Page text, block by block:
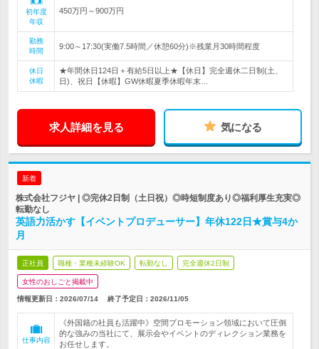
初年度
年収
450万円～900万円
勤務
時間
9:00～17:30(実働7.5時間／休憩60分)※残業月30時間程度
休日
休暇
★年間休日124日＋有給5日以上★【休日】完全週休二日制(土、
日)、祝日【休暇】GW休暇夏季休暇年末…
求人詳細を見る 気になる
新着
株式会社フジヤ | ◎完休2日制（土日祝）◎時短制度あり◎福利厚生充実◎
転勤なし
英語力活かす【イベントプロデューサー】年休122日★賞与4か
月
正社員 職種・業種未経験OK 転勤なし 完全週休2日制
女性のおしごと掲載中
情報更新日：2026/07/14 終了予定日： 2026/11/05
仕事内容
《外国籍の社員も活躍中》空間プロモーション領域において圧倒
的な強みの当社にて、展示会やイベントのディレクション業務を
お任せします。